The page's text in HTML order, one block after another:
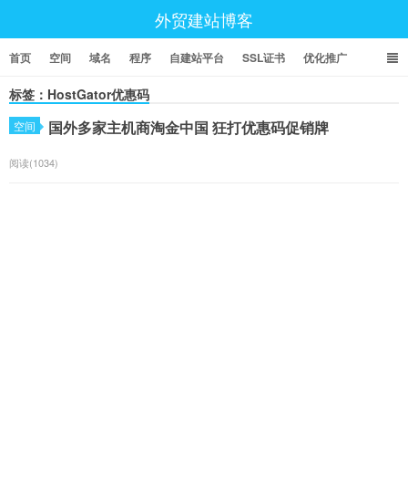
外贸建站博客
首页 空间 域名 程序 自建站平台 SSL证书 优化推广
标签：HostGator优惠码
空间 国外多家主机商淘金中国 狂打优惠码促销牌
阅读(1034)